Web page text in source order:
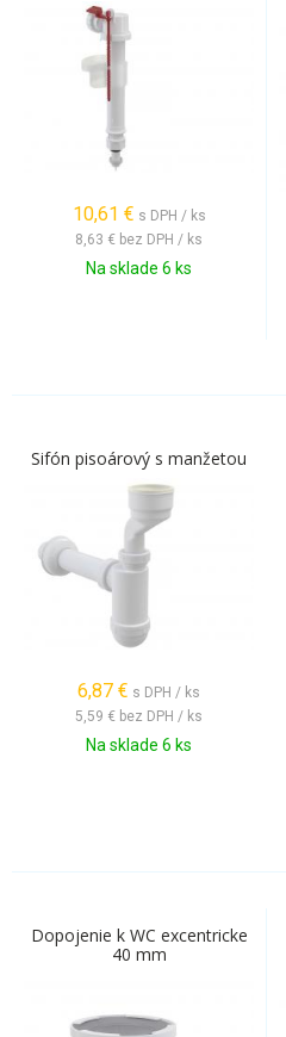
10,61 € s DPH / ks
8,63 € bez DPH / ks
Na sklade 6 ks
Sifón pisoárový s manžetou
6,87 € s DPH / ks
5,59 € bez DPH / ks
Na sklade 6 ks
Dopojenie k WC excentricke
40 mm